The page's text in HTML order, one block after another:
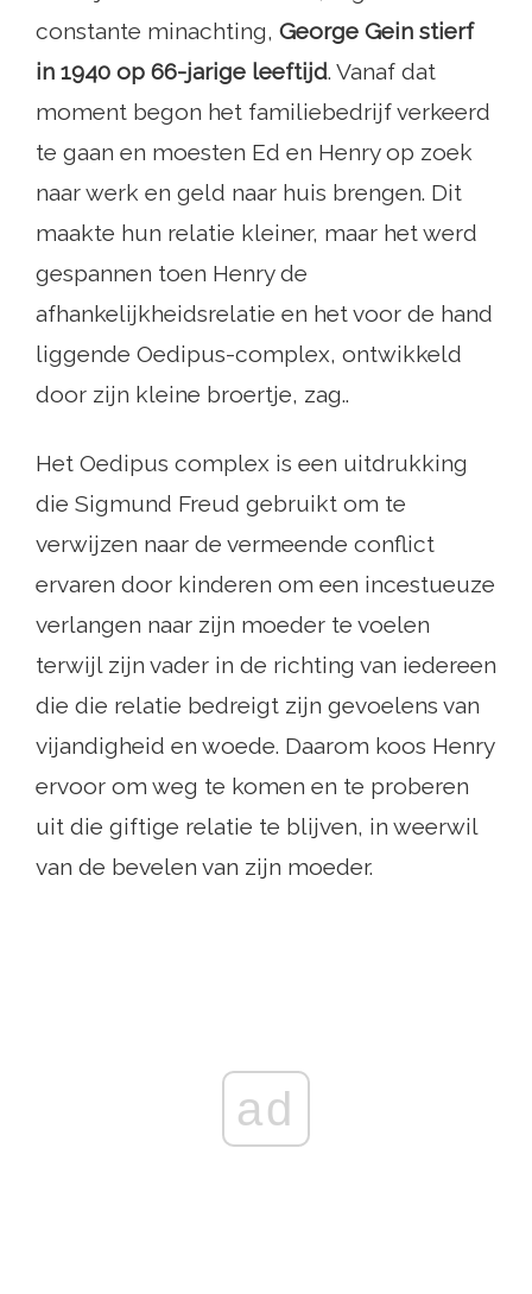
constante minachting, George Gein stierf
in 1940 op 66-jarige leeftijd. Vanaf dat
moment begon het familiebedrijf verkeerd
te gaan en moesten Ed en Henry op zoek
naar werk en geld naar huis brengen. Dit
maakte hun relatie kleiner, maar het werd
gespannen toen Henry de
afhankelijkheidsrelatie en het voor de hand
liggende Oedipus-complex, ontwikkeld
door zijn kleine broertje, zag..
Het Oedipus complex is een uitdrukking
die Sigmund Freud gebruikt om te
verwijzen naar de vermeende conflict
ervaren door kinderen om een ​​incestueuze
verlangen naar zijn moeder te voelen
terwijl zijn vader in de richting van iedereen
die die relatie bedreigt zijn gevoelens van
vijandigheid en woede. Daarom koos Henry
ervoor om weg te komen en te proberen
uit die giftige relatie te blijven, in weerwil
van de bevelen van zijn moeder.
ad